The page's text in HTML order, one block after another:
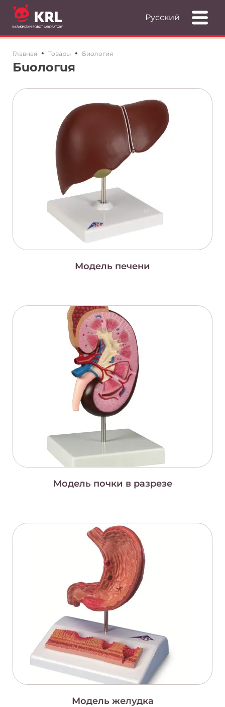
Главная • Товары • Биология
Биология
Модель печени
Модель почки в разрезе
Модель желудка
Русский